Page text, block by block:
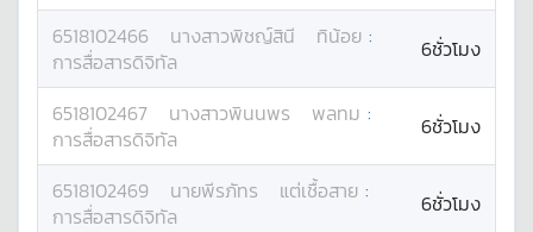
6518102466 นางสาวพิชญ์สินี ทิน้อย :
การสื่อสารดิจิทัล
6ชั่วโมง
6518102467 นางสาวพินนพร พลทม :
การสื่อสารดิจิทัล
6ชั่วโมง
6518102469 นายพีรภัทร แต่เชื้อสาย :
การสื่อสารดิจิทัล
6ชั่วโมง